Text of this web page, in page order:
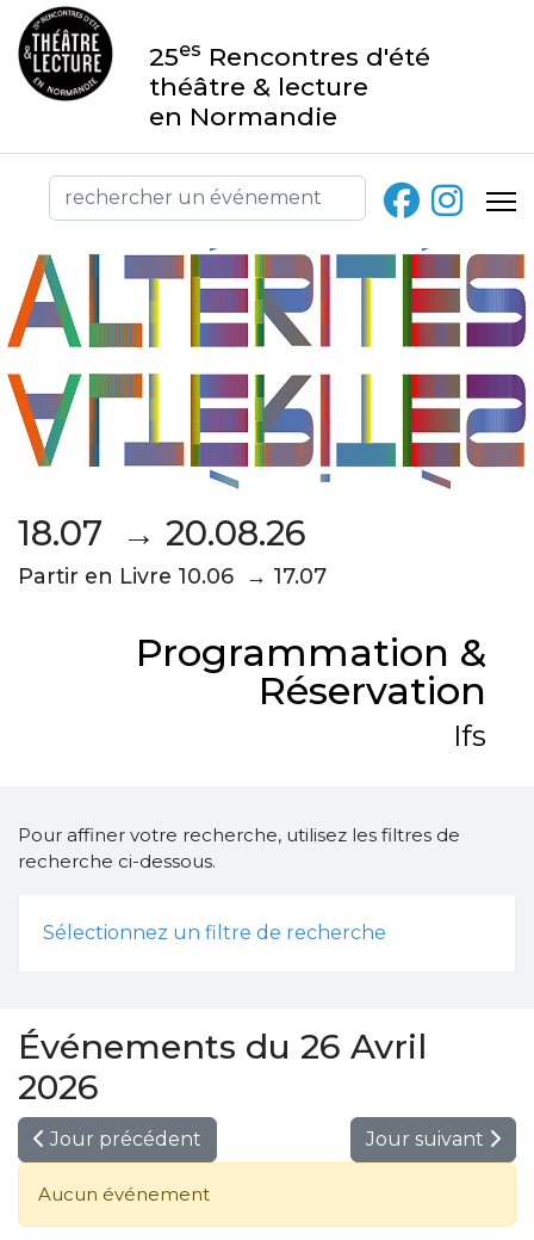
25es Rencontres d'été
théâtre & lecture
en Normandie
18.07 → 20.08.26
Partir en Livre 10.06 → 17.07
Programmation &
Réservation
Ifs
Pour affiner votre recherche, utilisez les filtres de
recherche ci-dessous.
Sélectionnez un filtre de recherche
Événements du 26 Avril
2026
Jour précédent Jour suivant
Aucun événement